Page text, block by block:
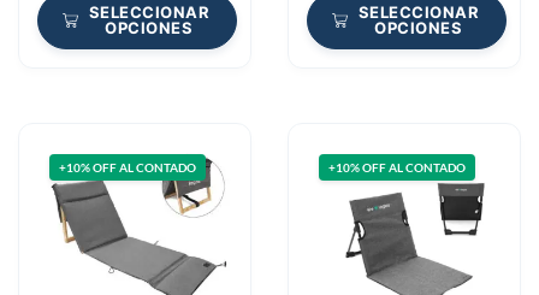
SELECCIONAR
OPCIONES
SELECCIONAR
OPCIONES
+10% OFF AL CONTADO +10% OFF AL CONTADO